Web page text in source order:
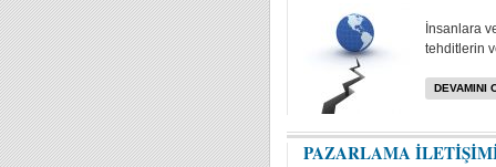
İnsanlara
tehditlerin
DEVAMINI
PAZARLAMA